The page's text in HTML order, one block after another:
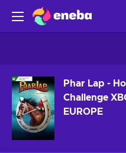
Phar Lap -
Challenge
EUROPE